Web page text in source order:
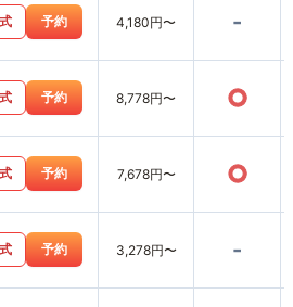
予約 4,180円〜 -
予約 8,778円〜 ○
予約 7,678円〜 ○
予約 3,278円〜 -